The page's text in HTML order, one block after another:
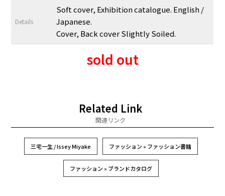
Details
Soft cover, Exhibition catalogue. English /
Japanese.
Cover, Back cover Slightly Soiled.
sold out
Related Link
関連リンク
三宅一生 / Issey Miyake ファッション » ファッション書籍
ファッション » ブランドカタログ